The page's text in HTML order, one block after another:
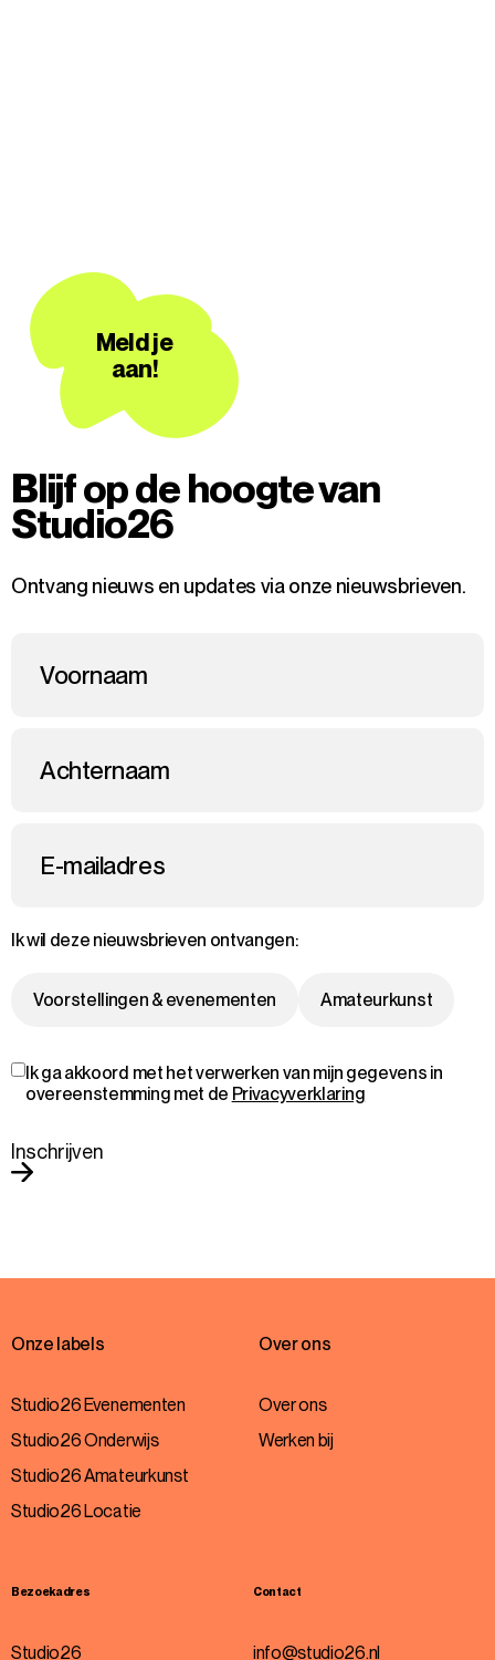
Meld je
aan!
Blijf op de hoogte van
Studio26
Ontvang nieuws en updates via onze nieuwsbrieven.
Voornaam
Achternaam
E-mailadres
Ik wil deze nieuwsbrieven ontvangen:
Voorstellingen & evenementen Amateurkunst
Ik ga akkoord met het verwerken van mijn gegevens in
overeenstemming met de Privacyverklaring
Inschrijven
Onze labels
Studio26 Evenementen
Studio26 Onderwijs
Studio26 Amateurkunst
Studio26 Locatie
Over ons
Over ons
Werken bij
Bezoekadres
Studio26
Contact
info@studio26.nl